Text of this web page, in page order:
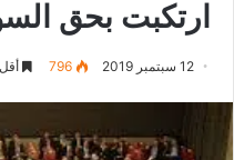
ارتكبت بحق
12 سبتمبر 2019 796